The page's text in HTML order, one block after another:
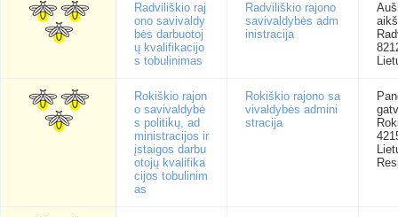
Radviliškio raj
ono savivaldy
bės darbuotoj
ų kvalifikacijo
s tobulinimas
Radviliškio rajono
savivaldybės adm
inistracija
Rokiškio rajon
o savivaldybė
s politikų, ad
ministracijos ir
įstaigos darbu
otojų kvalifika
cijos tobulinim
as
Rokiškio rajono sa
vivaldybės admini
stracija